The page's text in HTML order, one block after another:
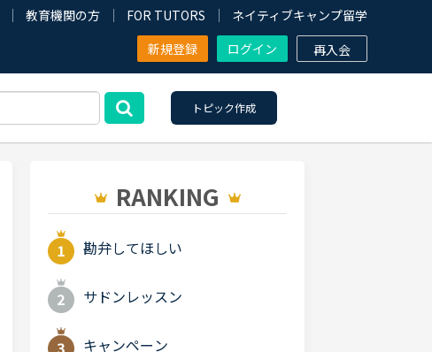
教育機関の方 FOR TUTORS
ネイティブキャンプ留学
新規登録
ログイン 再入会
トピック作成
RANKING
勘弁してほしい
サドンレッスン
キャンペーン